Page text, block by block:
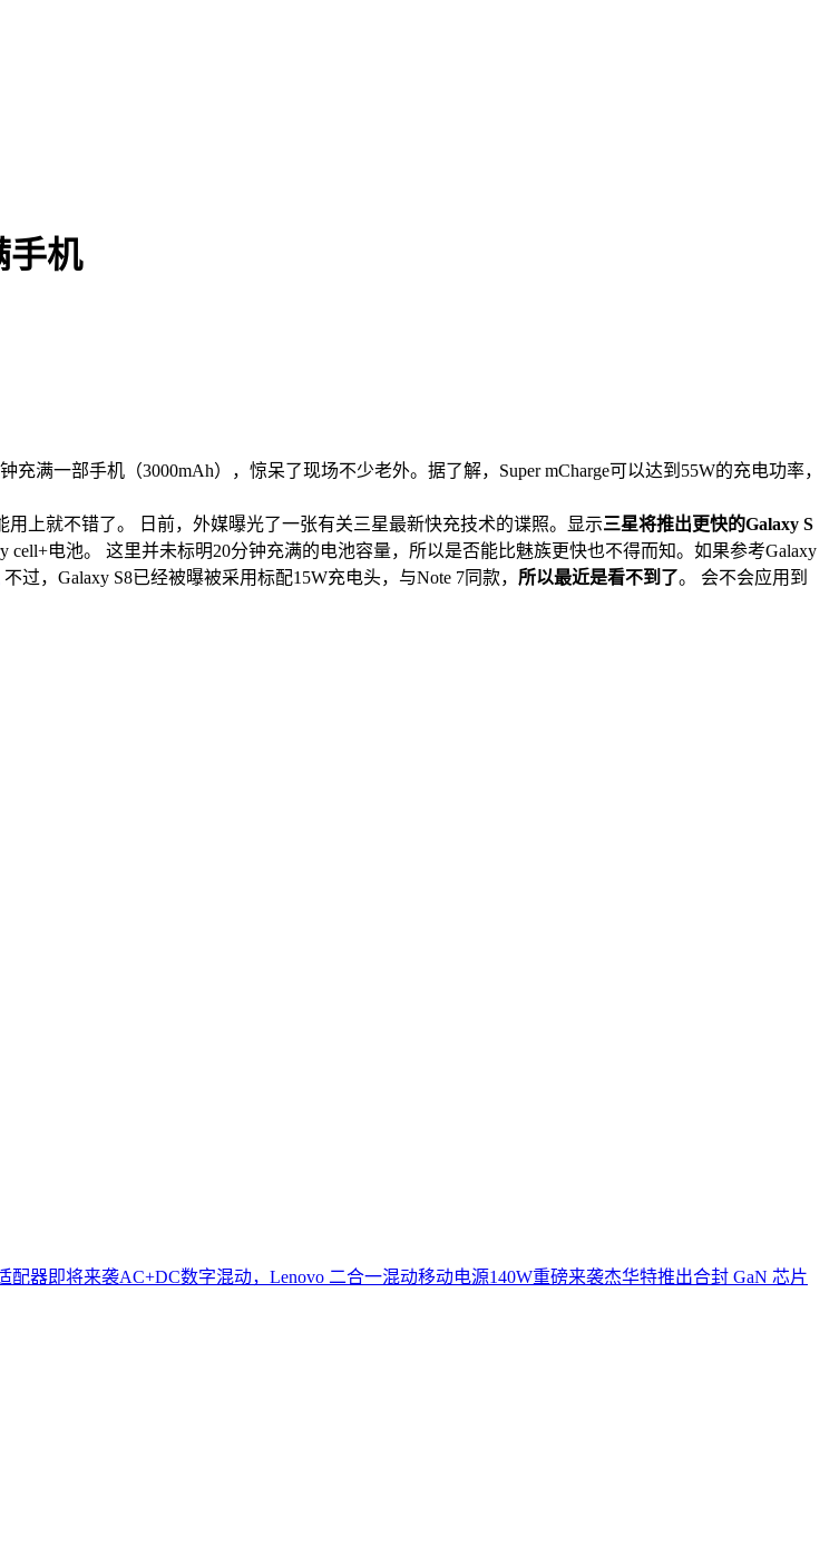
手机
满一部手机（3000mAh），惊呆了现场不少老外。据了解，Super mCharge可以达到55W的充电功率，
上就不错了。 日前，外媒曝光了一张有关三星最新快充技术的谍照。显示三星将推出更快的Galaxy S
cell+电池。 这里并未标明20分钟充满的电池容量，所以是否能比魅族更快也不得而知。如果参考Galaxy
不过，Galaxy S8已经被曝被采用标配15W充电头，与Note 7同款， 所以最近是看不到了。 会不会应用到
配器即将来袭AC+DC数字混动，Lenovo 二合一混动移动电源140W重磅来袭杰华特推出合封 GaN 芯片